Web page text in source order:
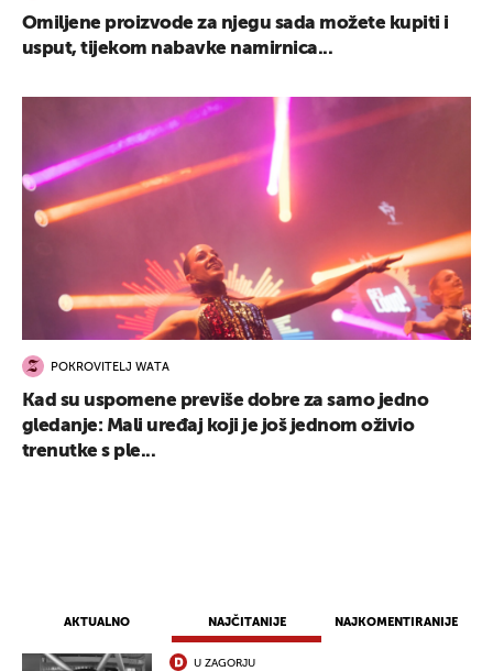
AKTUALNO NAJČITANIJE NAJKOMENTIRANIJE
U ZAGORJU
Omiljene proizvode za njegu sada možete kupiti i
usput, tijekom nabavke namirnica...
POKROVITELJ WATA
Kad su uspomene previše dobre za samo jedno
gledanje: Mali uređaj koji je još jednom oživio
trenutke s ple...